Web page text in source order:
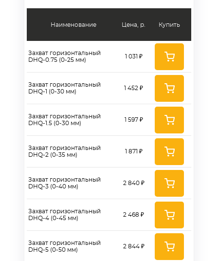
Наименование
Захват горизонтальный
DHQ-0.75 (0-25 мм)
Захват горизонтальный
DHQ-1 (0-30 мм)
Захват горизонтальный
DHQ-1.5 (0-30 мм)
Захват горизонтальный
DHQ-2 (0-35 мм)
Захват горизонтальный
DHQ-3 (0-40 мм)
Захват горизонтальный
DHQ-4 (0-45 мм)
Захват горизонтальный
DHQ-5 (0-50 мм)
Цена, р.
1 031 ₽
1 452 ₽
1 597 ₽
1 871 ₽
2 840 ₽
2 468 ₽
2 844 ₽
Купить